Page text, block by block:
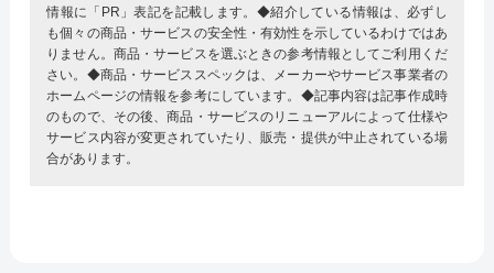
情報に「PR」表記を記載します。◆紹介している情報は、必ずし
も個々の商品・サービスの安全性・有効性を示しているわけではあ
りません。商品・サービスを選ぶときの参考情報としてご利用くだ
さい。◆商品・サービススペックは、メーカーやサービス事業者の
ホームページの情報を参考にしています。◆記事内容は記事作成時
のもので、その後、商品・サービスのリニューアルによって仕様や
サービス内容が変更されていたり、販売・提供が中止されている場
合があります。